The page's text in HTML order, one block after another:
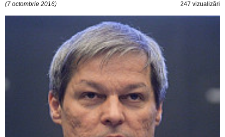
(7 octombrie 2016) 247 vizualizări